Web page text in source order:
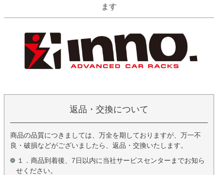
ます
返品・交換について
商品の品質につきましては、万全を期しておりますが、万一不
良・破損などがございましたら、返品・交換いたします。
１．商品到着後、7日以内に当社サービスセンターまでお知ら
せください。